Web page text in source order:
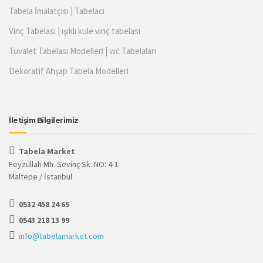
Tabela İmalatçısı | Tabelacı
Vinç Tabelası | ışıklı kule vinç tabelası
Tuvalet Tabelası Modelleri | wc Tabelaları
Dekoratif Ahşap Tabela Modelleri
İletişim Bilgilerimiz
Tabela Market
Feyzullah Mh. Sevinç Sk. NO: 4-1
Maltepe / İstanbul
0532 458 24 65
0543 218 13 99
info@tabelamarket.com